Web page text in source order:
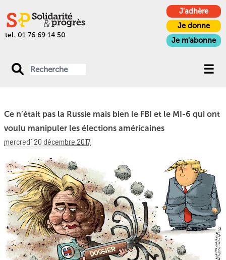
tel. 01 76 69 14 50
J'adhère
Je donne
Je m'abonne
Ce n’était pas la Russie mais bien le FBI et le MI-6 qui ont
voulu manipuler les élections américaines
mercredi 20 décembre 2017